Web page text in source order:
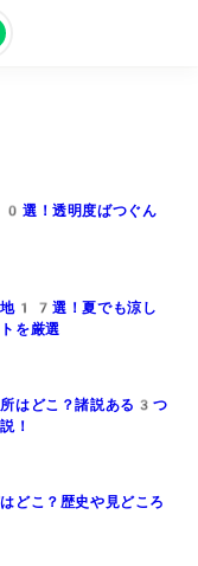
選！透明度ばつぐん
地17選！夏でも涼し
を厳選
所はどこ？諸説ある3つ
！
どこ？歴史や見どころ